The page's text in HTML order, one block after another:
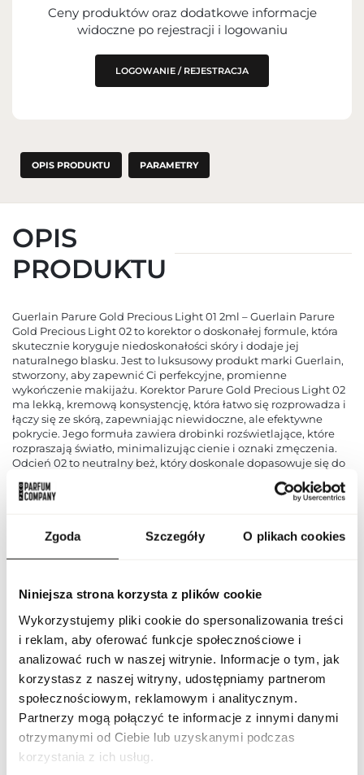
Zgoda Szczegóły O plikach cookies
Niniejsza strona korzysta z plików cookie
Wykorzystujemy pliki cookie do spersonalizowania treści
i reklam, aby oferować funkcje społecznościowe i
analizować ruch w naszej witrynie. Informacje o tym, jak
korzystasz z naszej witryny, udostępniamy partnerom
społecznościowym, reklamowym i analitycznym.
Partnerzy mogą połączyć te informacje z innymi danymi
otrzymanymi od Ciebie lub uzyskanymi podczas
korzystania z ich usług.
Ceny produktów oraz dodatkowe informacje
widoczne po rejestracji i logowaniu
LOGOWANIE / REJESTRACJA
OPIS PRODUKTU PARAMETRY
OPIS
PRODUKTU
Guerlain Parure Gold Precious Light 01 2ml – Guerlain Parure
Gold Precious Light 02 to korektor o doskonałej formule, która
skutecznie koryguje niedoskonałości skóry i dodaje jej
naturalnego blasku. Jest to luksusowy produkt marki Guerlain,
stworzony, aby zapewnić Ci perfekcyjne, promienne
wykończenie makijażu. Korektor Parure Gold Precious Light 02
ma lekką, kremową konsystencję, która łatwo się rozprowadza i
łączy się ze skórą, zapewniając niewidoczne, ale efektywne
pokrycie. Jego formuła zawiera drobinki rozświetlające, które
rozpraszają światło, minimalizując cienie i oznaki zmęczenia.
Odcień 02 to neutralny beż, który doskonale dopasowuje się do
skóry, ukrywając niedoskonałości, takie jak zaczerwienienia,
Guerlain Parure Gold Precious Light 02 nie tylko koryguje skórę,
Skóra staje się bardziej gładka, elastyczna i promienna. Korektor
zmarszczkach. Dzięki swojej lekkiej formule nie obciąża skóry i
pozostaje niewidoczny, zapewniając naturalny efekt. Może być
stosowany zarówno pod makijażem, jak i do poprawek w ciągu
dnia.
PARAMETRY